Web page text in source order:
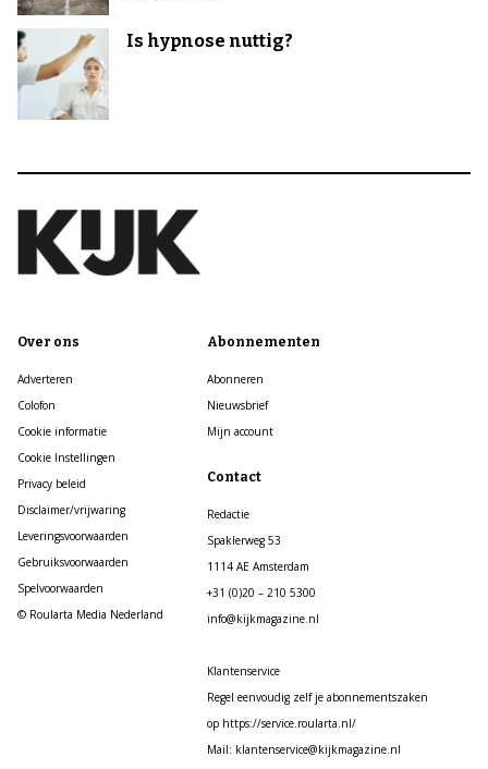
Is hypnose nuttig?
Over ons
Adverteren
Colofon
Cookie informatie
Cookie Instellingen
Privacy beleid
Disclaimer/vrijwaring
Leveringsvoorwaarden
Gebruiksvoorwaarden
Spelvoorwaarden
© Roularta Media Nederland
Abonnementen
Abonneren
Nieuwsbrief
Mijn account
Contact
Redactie
Spaklerweg 53
1114 AE Amsterdam
+31 (0)20 – 210 5300
info@kijkmagazine.nl
Klantenservice
Regel eenvoudig zelf je abonnementszaken
op https://service.roularta.nl/
Mail: klantenservice@kijkmagazine.nl